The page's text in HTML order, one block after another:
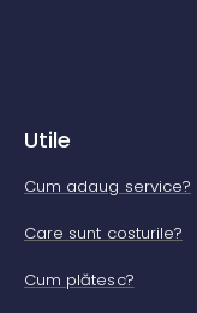
Utile
Cum adaug service?
Care sunt costurile?
Cum plătesc?